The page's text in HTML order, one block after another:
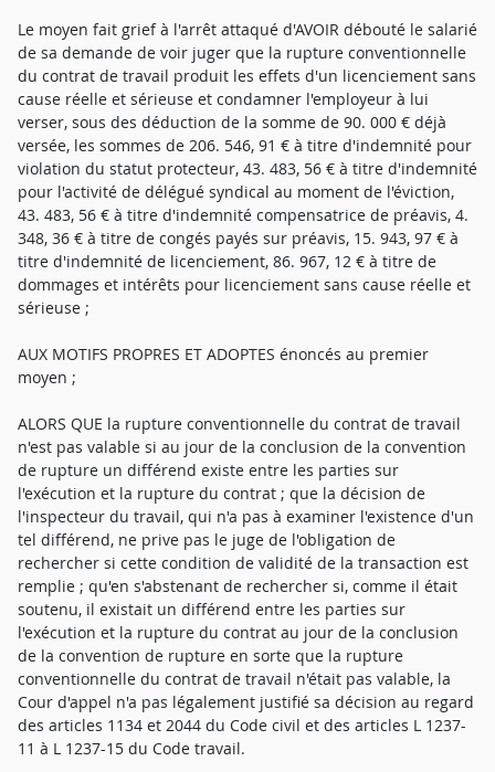
Le moyen fait grief à l'arrêt attaqué d'AVOIR débouté le salarié
de sa demande de voir juger que la rupture conventionnelle
du contrat de travail produit les effets d'un licenciement sans
cause réelle et sérieuse et condamner l'employeur à lui
verser, sous des déduction de la somme de 90. 000 € déjà
versée, les sommes de 206. 546, 91 € à titre d'indemnité pour
violation du statut protecteur, 43. 483, 56 € à titre d'indemnité
pour l'activité de délégué syndical au moment de l'éviction,
43. 483, 56 € à titre d'indemnité compensatrice de préavis, 4.
348, 36 € à titre de congés payés sur préavis, 15. 943, 97 € à
titre d'indemnité de licenciement, 86. 967, 12 € à titre de
dommages et intérêts pour licenciement sans cause réelle et
sérieuse ;
AUX MOTIFS PROPRES ET ADOPTES énoncés au premier
moyen ;
ALORS QUE la rupture conventionnelle du contrat de travail
n'est pas valable si au jour de la conclusion de la convention
de rupture un différend existe entre les parties sur
l'exécution et la rupture du contrat ; que la décision de
l'inspecteur du travail, qui n'a pas à examiner l'existence d'un
tel différend, ne prive pas le juge de l'obligation de
rechercher si cette condition de validité de la transaction est
remplie ; qu'en s'abstenant de rechercher si, comme il était
soutenu, il existait un différend entre les parties sur
l'exécution et la rupture du contrat au jour de la conclusion
de la convention de rupture en sorte que la rupture
conventionnelle du contrat de travail n'était pas valable, la
Cour d'appel n'a pas légalement justifié sa décision au regard
des articles 1134 et 2044 du Code civil et des articles L 1237-
11 à L 1237-15 du Code travail.